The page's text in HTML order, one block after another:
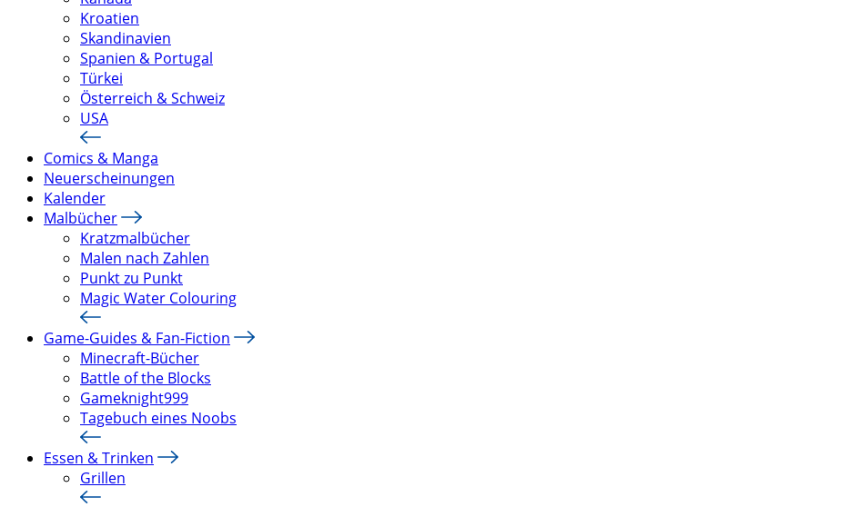
Kroatien
Skandinavien
Spanien & Portugal
Türkei
Österreich & Schweiz
USA
Comics & Manga
Neuerscheinungen
Kalender
Malbücher
Kratzmalbücher
Malen nach Zahlen
Punkt zu Punkt
Magic Water Colouring
Game-Guides & Fan-Fiction
Minecraft-Bücher
Battle of the Blocks
Gameknight999
Tagebuch eines Noobs
Essen & Trinken
Grillen